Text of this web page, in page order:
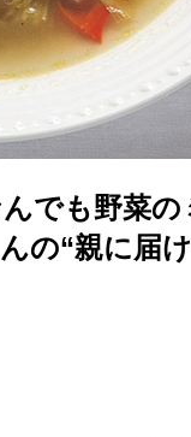
でも野菜
の“親に届